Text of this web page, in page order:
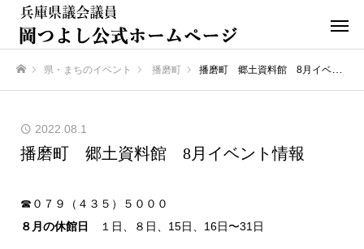
県・まちのイベント 播磨町 播磨町 郷土資料館 8月イベント情報
2022.08.1
播磨町 郷土資料館 8月イベント情報
☎０７９（４３５）５０００
８月の休館日
１日、８日、15日、16日〜31日